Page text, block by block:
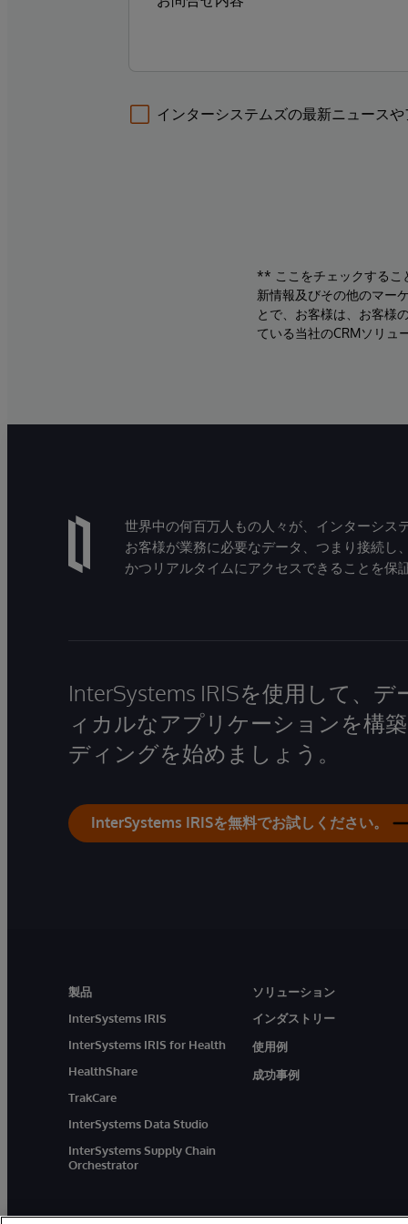
インターシステムズの最新ニュース
** ここをチェックするこ
新情報及びその他のマー
とで、お客様は、お客様
ている当社のCRMソリュ
世界中の何百万人もの人々が、インターシス
お客様が業務に必要なデータ、つまり接続し
かつリアルタイムにアクセスできることを保
InterSystems IRISを使用して、
ィカルなアプリケーションを構
ディングを始めましょう。
InterSystems IRISを無料でお試しください。
製品
InterSystems IRIS
InterSystems IRIS for Health
HealthShare
TrakCare
InterSystems Data Studio
InterSystems Supply Chain
Orchestrator
ソリューション
インダストリー
使用例
成功事例